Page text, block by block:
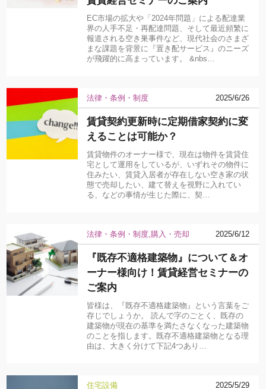
EC市場の拡大や「2024年問題」による配達業
界の人手不足・再配達問題、そして最近頻繁に
報道される空き巣事件など、現代社会のさまざ
まな課題を背景に『置き配サービス』のニーズ
が飛躍的に高まっています。 &nbs…
法律・条例・制度 2025/6/26
賃貸契約更新時に定期借家契約に変
えることは可能か？
賃貸物件のオーナー様で、現在は物件を賃貸住
宅として運用をしているが、いずれその物件に
住みたい、賃貸入居者が存在しない空き家の状
態で売却したい、建て替えを視野に入れてい
る、などの事情が生じた際に、契…
法律・条例・制度 購入・売却 2025/6/12
『既存不適格建築物』について＆オ
ーナー様向け！賃貸経営セミナーの
ご案内
皆様は、『既存不適格建築物』という言葉をご
存じでしょうか。 読んで字のごとく、既存の
建築物が現在の基準を満たさなくなった建築物
のことを指します。既存不適格建築物となる理
由は、大きく分けて下記4つあり…
住宅設備 2025/5/29